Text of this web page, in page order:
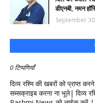
डीएनबी, नमन
September
0 टिप्पणियाँ
दिव्य रश्मि की खबरों को प्राप्त
सब्सक्राइब करना ना भूले| दिव्य